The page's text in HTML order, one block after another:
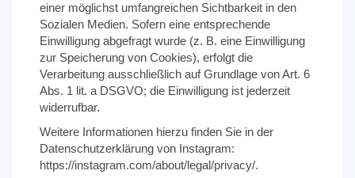
einer möglichst umfangreichen Sichtbarkeit in den
Sozialen Medien. Sofern eine entsprechende
Einwilligung abgefragt wurde (z. B. eine Einwilligung
zur Speicherung von Cookies), erfolgt die
Verarbeitung ausschließlich auf Grundlage von Art. 6
Abs. 1 lit. a DSGVO; die Einwilligung ist jederzeit
widerrufbar.
Weitere Informationen hierzu finden Sie in der
Datenschutzerklärung von Instagram:
https://instagram.com/about/legal/privacy/.